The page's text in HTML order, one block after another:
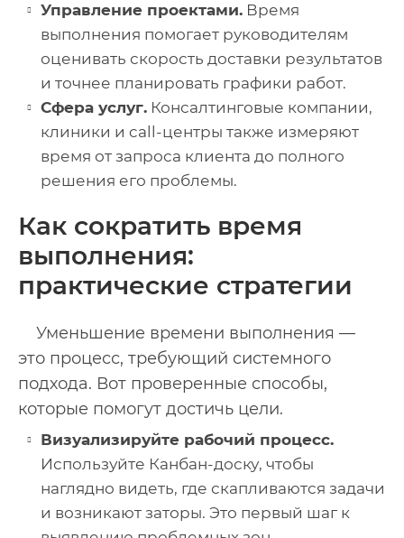
Управление проектами. Время
выполнения помогает руководителям
оценивать скорость доставки результатов
и точнее планировать графики работ.
Сфера услуг. Консалтинговые компании,
клиники и call-центры также измеряют
время от запроса клиента до полного
решения его проблемы.
Как сократить время
выполнения:
практические стратегии
Уменьшение времени выполнения —
это процесс, требующий системного
подхода. Вот проверенные способы,
которые помогут достичь цели.
Визуализируйте рабочий процесс.
Используйте Канбан-доску, чтобы
наглядно видеть, где скапливаются задачи
и возникают заторы. Это первый шаг к